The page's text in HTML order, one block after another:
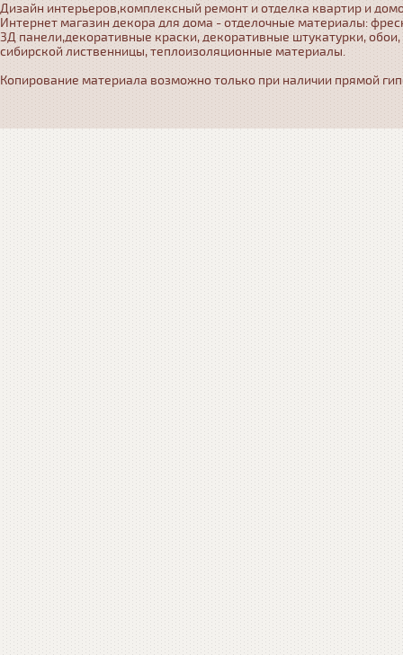
Дизайн интерьеров,комплексный ремонт и отделка квартир и
Интернет магазин декора для дома - отделочные материалы:
3Д панели,декоративные краски, декоративные штукатурки,
сибирской лиственницы, теплоизоляционные материалы.
Копирование материала возможно только при наличии прямой